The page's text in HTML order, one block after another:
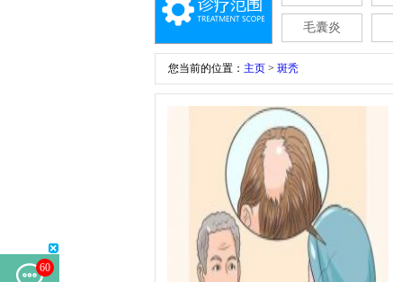
毛囊炎
您当前的位置： 主页 > 斑秃
60